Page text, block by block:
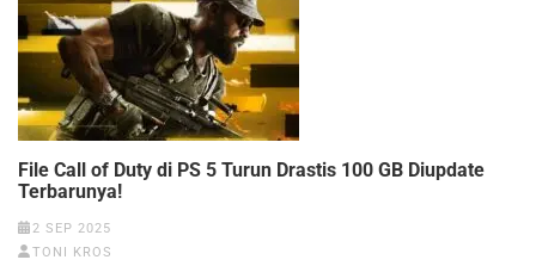
File Call of Duty di PS 5 Turun Drastis 100 GB Diupdate
Terbarunya!
2 SEP 2025
TONI KROS